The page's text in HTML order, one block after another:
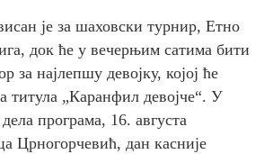
је за шаховски турнир, Етно
док ће у вечерњим сатима бити
за најлепшу девојку, којој ће
титула „Каранфил девојче“. У
програма, 16. августа
Црногорчевић, дан касније